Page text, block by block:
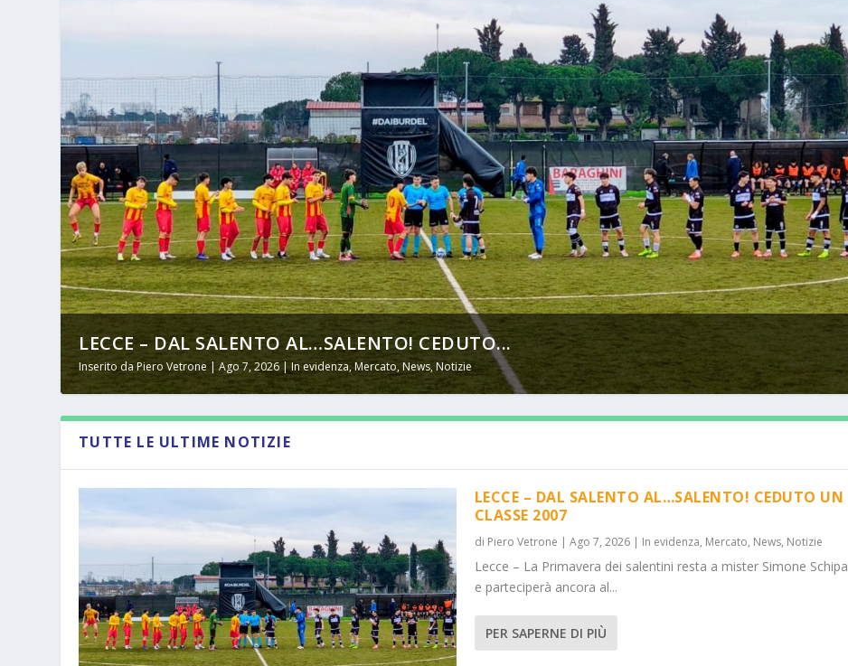
LECCE – DAL SALENTO AL…SALENTO! CEDUTO...
Inserito daPiero Vetrone|Ago 7, 2026|In evidenza,Mercato,News,Notizie
TUTTE LE ULTIME NOTIZIE
LECCE – DAL SALENTO AL…SALENTO! CEDUTO UN
CLASSE 2007
di Piero Vetrone | Ago 7, 2026| In evidenza, Mercato, News, Notizie
Lecce – La Primavera dei salentini resta a mister Simone Schipa
e parteciperà ancora al...
PER SAPERNE DI PIÙ